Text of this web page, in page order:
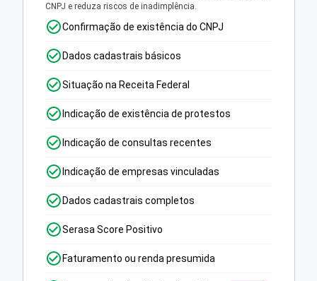
CNPJ e reduza riscos de inadimplência.
Confirmação de existência do CNPJ
Dados cadastrais básicos
Situação na Receita Federal
Indicação de existência de protestos
Indicação de consultas recentes
Indicação de empresas vinculadas
Dados cadastrais completos
Serasa Score Positivo
Faturamento ou renda presumida